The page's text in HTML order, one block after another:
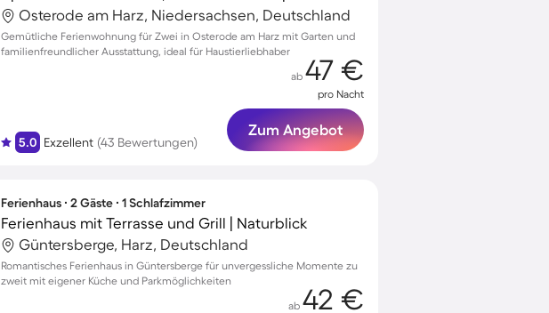
Osterode am Harz, Niedersachsen, Deutschland
Gemütliche Ferienwohnung für Zwei in Osterode am Harz mit Garten und
familienfreundlicher Ausstattung, ideal für Haustierliebhaber
5.0 Exzellent (43 Bewertungen)
ab 47 €
pro Nacht
Zum Angebot
Ferienhaus ∙ 2 Gäste ∙ 1 Schlafzimmer
Ferienhaus mit Terrasse und Grill | Naturblick
Güntersberge, Harz, Deutschland
Romantisches Ferienhaus in Güntersberge für unvergessliche Momente zu
zweit mit eigener Küche und Parkmöglichkeiten
ab 42 €